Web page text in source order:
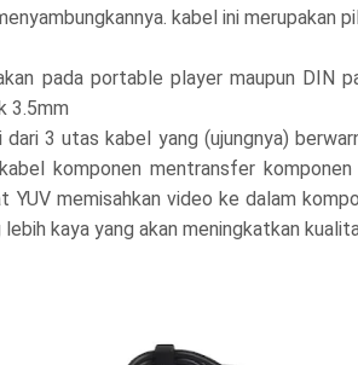
kabel ini merupakan
pada portable player maupun
3.5mm
3 utas kabel yang (ujungnya)
komponen mentransfer
YUV memisahkan video ke dalam
kaya yang akan meningkatkan